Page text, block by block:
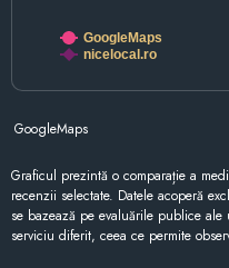
GoogleMaps
nicelocal.ro
GoogleMaps
Graficul prezintă o comparație a
recenzii selectate. Datele acoperă
se bazează pe evaluările publice
serviciu diferit, ceea ce permite